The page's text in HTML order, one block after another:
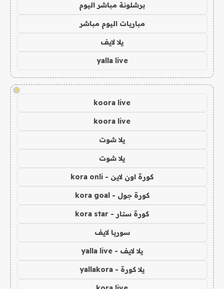
برشلونة مباشر اليوم
مباريات اليوم مباشر
يلا لايف
yalla live
!
koora live
koora live
يلا شوت
يلا شوت
كورة اون لاين - kora onli
كورة جول - kora goal
كورة ستار - kora star
سوريا لايف
يلا لايف - yalla live
يلا كورة - yallakora